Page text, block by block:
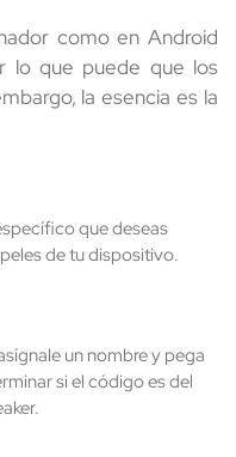
como en Android
lo que puede que los
la esencia es la
que deseas
de tu dispositivo.
un nombre y pega
si el código es del